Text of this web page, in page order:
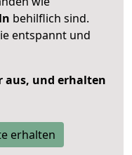
behilflich sind.
entspannt und
aus, und erhalten
erhalten